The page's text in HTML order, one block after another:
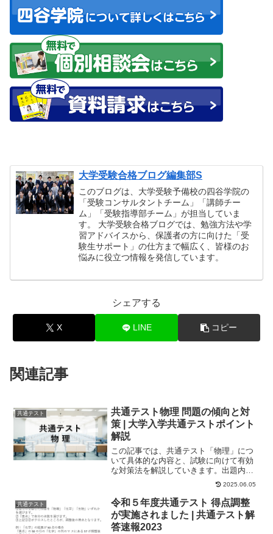
大学受験合格ブログ編集部S
このブログは、大学受験予備校の四谷学院の
「受験コンサルタントチーム」「講師チー
ム」「受験指導部チーム」が担当していま
す。 大学受験合格ブログでは、勉強方法や学
習アドバイスから、保護者の方に向けた「受
験生サポート」の仕方まで幅広く、皆様のお
悩みに役立つ情報を発信しています。
シェアする
X LINE コピー
関連記事
共通テスト
共通テスト物理 問題の傾向と対
策 | 大学入学共通テストポイント
解説
この記事では、共通テスト「物理」につ
いて具体的な内容と、試験に向けて有効
な対策法を解説していきます。出題内容
共通テスト「物理」は、例年大問4つで構
2025.06.05
共通テスト
令和５年度共通テスト 得点調整
が実施されました | 共通テスト解
答速報2023